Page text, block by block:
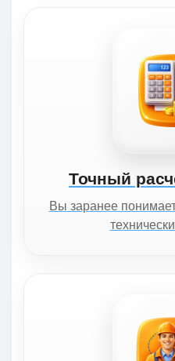
Точный
Вы заранее